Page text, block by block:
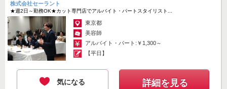
株式会社セーラント
★週2日～勤務OK★カット専門店でアルバイト・パートスタイリスト...
東京都
美容師
アルバイト・パート:￥1,300～
【平日】
気になる 詳細を見る